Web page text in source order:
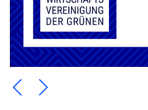
Ein Element zurück blättern
Ein Element weiter